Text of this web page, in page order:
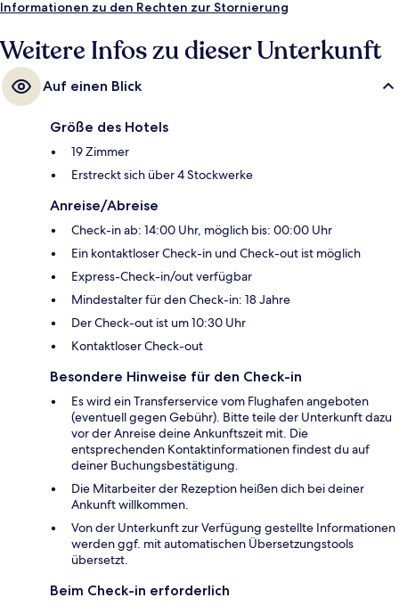
Informationen zu den Rechten zur Stornierung
Weitere Infos zu dieser Unterkunft
Auf einen Blick
Größe des Hotels
19 Zimmer
Erstreckt sich über 4 Stockwerke
Anreise/Abreise
Check-in ab: 14:00 Uhr, möglich bis: 00:00 Uhr
Ein kontaktloser Check-in und Check-out ist möglich
Express-Check-in/out verfügbar
Mindestalter für den Check-in: 18 Jahre
Der Check-out ist um 10:30 Uhr
Kontaktloser Check-out
Besondere Hinweise für den Check-in
Es wird ein Transferservice vom Flughafen angeboten
(eventuell gegen Gebühr). Bitte teile der Unterkunft dazu
vor der Anreise deine Ankunftszeit mit. Die
entsprechenden Kontaktinformationen findest du auf
deiner Buchungsbestätigung.
Die Mitarbeiter der Rezeption heißen dich bei deiner
Ankunft willkommen.
Von der Unterkunft zur Verfügung gestellte Informationen
werden ggf. mit automatischen Übersetzungstools
übersetzt.
Beim Check-in erforderlich